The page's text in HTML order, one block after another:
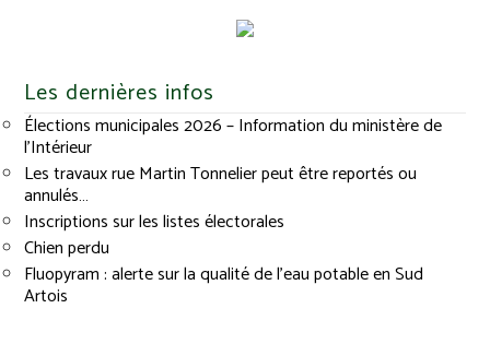
Les dernières infos
Élections municipales 2026 – Information du ministère de
l’Intérieur
Les travaux rue Martin Tonnelier peut être reportés ou
annulés…
Inscriptions sur les listes électorales
Chien perdu
Fluopyram : alerte sur la qualité de l’eau potable en Sud
Artois